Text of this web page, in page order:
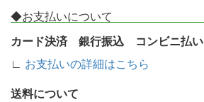
◆お支払いについて
カード決済 銀行振込 コンビニ払い
∟ お支払いの詳細はこちら
送料について